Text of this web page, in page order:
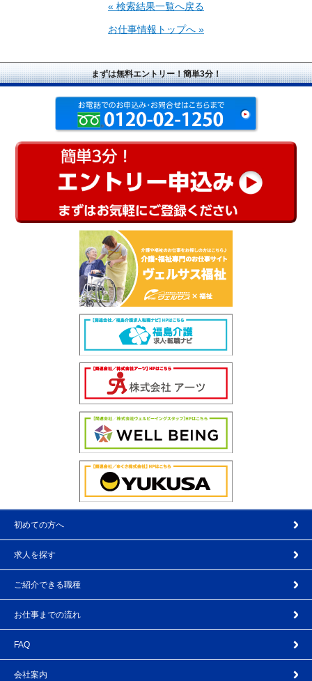
« 検索結果一覧へ戻る
お仕事情報トップへ »
まずは無料エントリー！簡単3分！
初めての方へ
求人を探す
ご紹介できる職種
お仕事までの流れ
FAQ
会社案内